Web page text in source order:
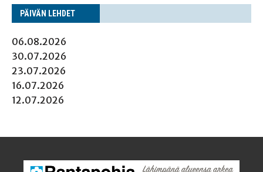
PÄI­VÄN LEHDET
06.08.2026
30.07.2026
23.07.2026
16.07.2026
12.07.2026